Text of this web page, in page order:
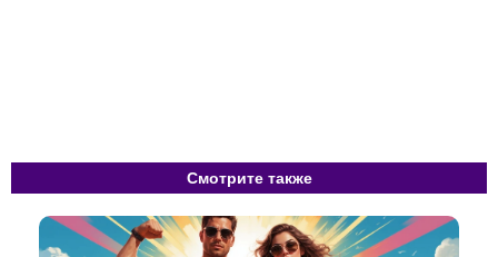
Смотрите также